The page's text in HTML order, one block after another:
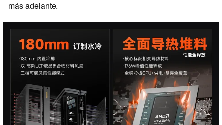
más adelante.